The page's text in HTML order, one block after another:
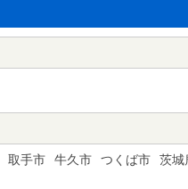
取手市 牛久市 つくば市 茨城